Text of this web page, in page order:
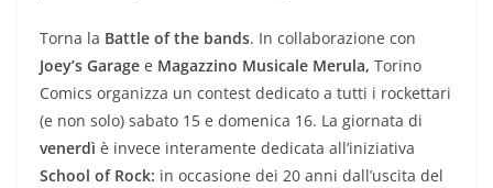
Torna la Battle of the bands. In collaborazione con
Joey’s Garage e Magazzino Musicale Merula, Torino
Comics organizza un contest dedicato a tutti i rockettari
(e non solo) sabato 15 e domenica 16. La giornata di
venerdì è invece interamente dedicata all’iniziativa
School of Rock: in occasione dei 20 anni dall’uscita del